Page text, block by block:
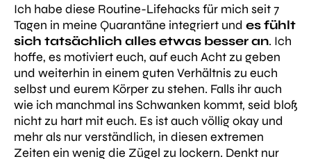
Ich habe diese Routine-Lifehacks für mich seit 7
Tagen in meine Quarantäne integriert und es fühlt
sich tatsächlich alles etwas besser an. Ich
hoffe, es motiviert euch, auf euch Acht zu geben
und weiterhin in einem guten Verhältnis zu euch
selbst und eurem Körper zu stehen. Falls ihr auch
wie ich manchmal ins Schwanken kommt, seid bloß
nicht zu hart mit euch. Es ist auch völlig okay und
mehr als nur verständlich, in diesen extremen
Zeiten ein wenig die Zügel zu lockern. Denkt nur